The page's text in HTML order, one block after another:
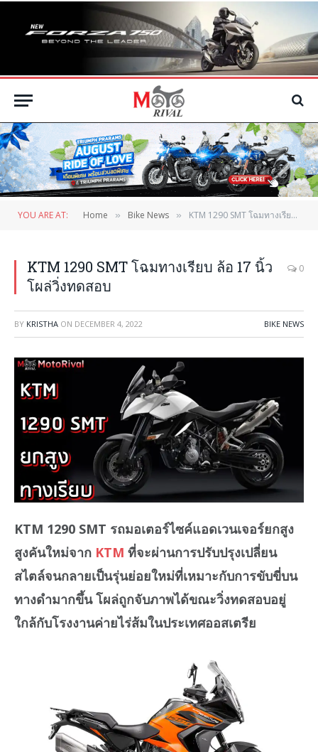
YOU ARE AT: Home » Bike News » KTM 1290 SMT โฉมทางเรียบ ล้อ 17 นิ้ว โผล่วิ่งทดสอบ
KTM 1290 SMT โฉมทางเรียบ ล้อ 17 นิ้ว
โผล่วิ่งทดสอบ
0
BY KRISTHA ON DECEMBER 4, 2022 BIKE NEWS
KTM 1290 SMT รถมอเตอร์ไซค์แอดเวนเจอร์ยกสูง
สูงคันใหม่จาก KTM ที่จะผ่านการปรับปรุงเปลี่ยน
สไตล์จนกลายเป็นรุ่นย่อยใหม่ที่เหมาะกับการขับขี่บน
ทางดำมากขึ้น โผล่ถูกจับภาพได้ขณะวิ่งทดสอบอยู่
ใกล้กับโรงงานค่ายไร่ส้มในประเทศออสเตรีย